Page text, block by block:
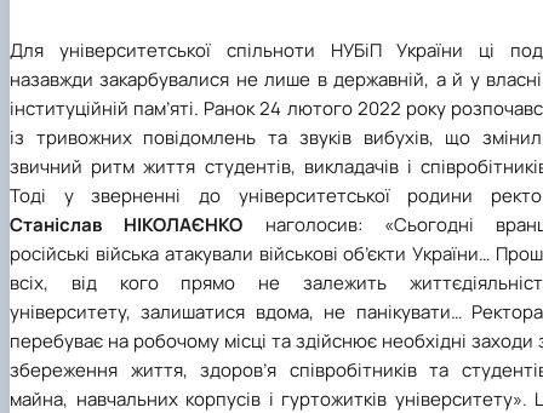
Для університетської спільноти НУБіП України ці
назавжди закарбувалися не лише в державній, а й у
інституційній пам’яті. Ранок 24 лютого 2022 року
із тривожних повідомлень та звуків вибухів, що
звичний ритм життя студентів, викладачів і
Тоді у зверненні до університетської родини
Станіслав НІКОЛАЄНКО наголосив: «Сьогодні
російські війська атакували військові об’єкти України…
всіх, від кого прямо не залежить
університету, залишатися вдома, не панікувати…
перебуває на робочому місці та здійснює необхідні заходи
збереження життя, здоров’я співробітників та
майна, навчальних корпусів і гуртожитків університету».